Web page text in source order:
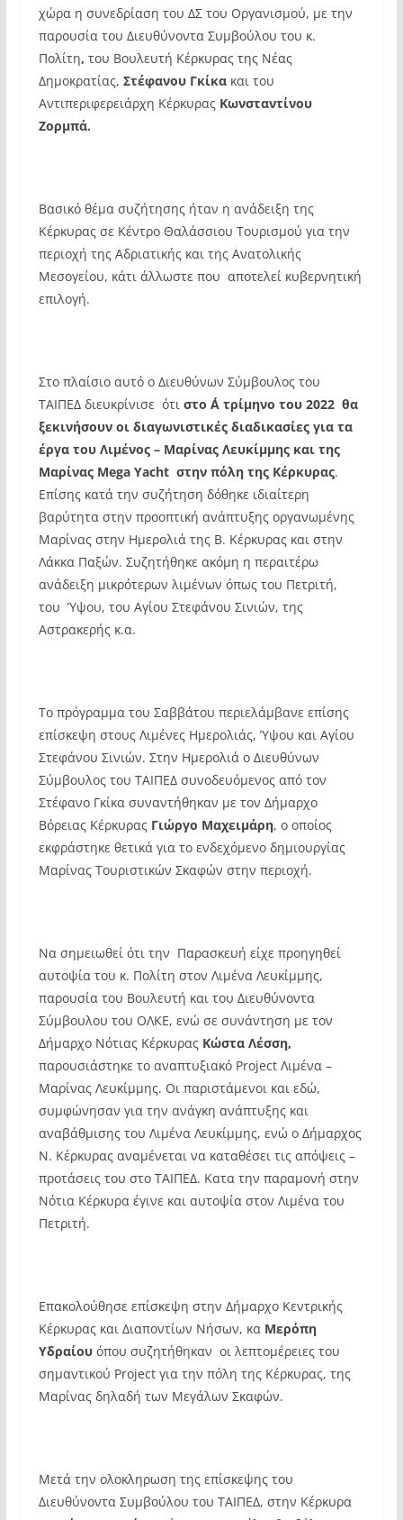
χώρα η συνεδρίαση του ΔΣ του Οργανισμού, με την
παρουσία του Διευθύνοντα Συμβούλου του κ.
Πολίτη, του Βουλευτή Κέρκυρας της Νέας
Δημοκρατίας, Στέφανου Γκίκα και του
Αντιπεριφερειάρχη Κέρκυρας Κωνσταντίνου
Ζορμπά.
Βασικό θέμα συζήτησης ήταν η ανάδειξη της
Κέρκυρας σε Κέντρο Θαλάσσιου Τουρισμού για την
περιοχή της Αδριατικής και της Ανατολικής
Μεσογείου, κάτι άλλωστε που αποτελεί κυβερνητική
επιλογή.
Στο πλαίσιο αυτό ο Διευθύνων Σύμβουλος του
ΤΑΙΠΕΔ διευκρίνισε ότι στο Α΄ τρίμηνο του 2022 θα
ξεκινήσουν οι διαγωνιστικές διαδικασίες για τα
έργα του Λιμένος – Μαρίνας Λευκίμμης και της
Μαρίνας Mega Yacht στην πόλη της Κέρκυρας.
Επίσης κατά την συζήτηση δόθηκε ιδιαίτερη
βαρύτητα στην προοπτική ανάπτυξης οργανωμένης
Μαρίνας στην Ημερολιά της Β. Κέρκυρας και στην
Λάκκα Παξών. Συζητήθηκε ακόμη η περαιτέρω
ανάδειξη μικρότερων λιμένων όπως του Πετριτή,
του Ύψου, του Αγίου Στεφάνου Σινιών, της
Αστρακερής κ.α.
Το πρόγραμμα του Σαββάτου περιελάμβανε επίσης
επίσκεψη στους Λιμένες Ημερολιάς, Ύψου και Αγίου
Στεφάνου Σινιών. Στην Ημερολιά ο Διευθύνων
Σύμβουλος του ΤΑΙΠΕΔ συνοδευόμενος από τον
Στέφανο Γκίκα συναντήθηκαν με τον Δήμαρχο
Βόρειας Κέρκυρας Γιώργο Μαχειμάρη, ο οποίος
εκφράστηκε θετικά για το ενδεχόμενο δημιουργίας
Μαρίνας Τουριστικών Σκαφών στην περιοχή.
Να σημειωθεί ότι την Παρασκευή είχε προηγηθεί
αυτοψία του κ. Πολίτη στον Λιμένα Λευκίμμης,
παρουσία του Βουλευτή και του Διευθύνοντα
Σύμβουλου του ΟΛΚΕ, ενώ σε συνάντηση με τον
Δήμαρχο Νότιας Κέρκυρας Κώστα Λέσση,
παρουσιάστηκε το αναπτυξιακό Project Λιμένα –
Μαρίνας Λευκίμμης. Οι παριστάμενοι και εδώ,
συμφώνησαν για την ανάγκη ανάπτυξης και
αναβάθμισης του Λιμένα Λευκίμμης, ενώ ο Δήμαρχος
Ν. Κέρκυρας αναμένεται να καταθέσει τις απόψεις –
προτάσεις του στο ΤΑΙΠΕΔ. Κατα την παραμονή στην
Νότια Κέρκυρα έγινε και αυτοψία στον Λιμένα του
Πετριτή.
Επακολούθησε επίσκεψη στην Δήμαρχο Κεντρικής
Κέρκυρας και Διαποντίων Νήσων, κα Μερόπη
Υδραίουόπου συζητήθηκαν οι λεπτομέρειες του
σημαντικού Project για την πόλη της Κέρκυρας, της
Μαρίνας δηλαδή των Μεγάλων Σκαφών.
Μετά την ολοκληρωση της επίσκεψης του
Διευθύνοντα Συμβούλου του ΤΑΙΠΕΔ, στην Κέρκυρα